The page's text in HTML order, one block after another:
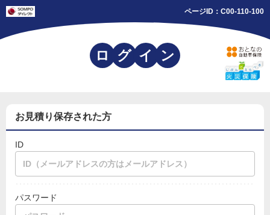
ページID： C00-110-100
ロ グ イ ン
お見積り保存された方
ID
パスワード